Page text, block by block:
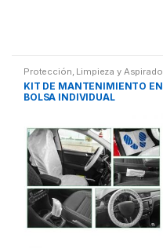
Protección, Limpieza y Aspirado
KIT DE MANTENIMIENTO EN
BOLSA INDIVIDUAL